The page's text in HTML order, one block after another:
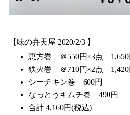
【味の弁天屋 2020/2/3 】
恵方巻 ＠550円×3点 1,650
鉄火巻 ＠710円×2点 1,420
シーチキン巻 600円
なっとうキムチ巻 490円
合計 4,160円(税込)